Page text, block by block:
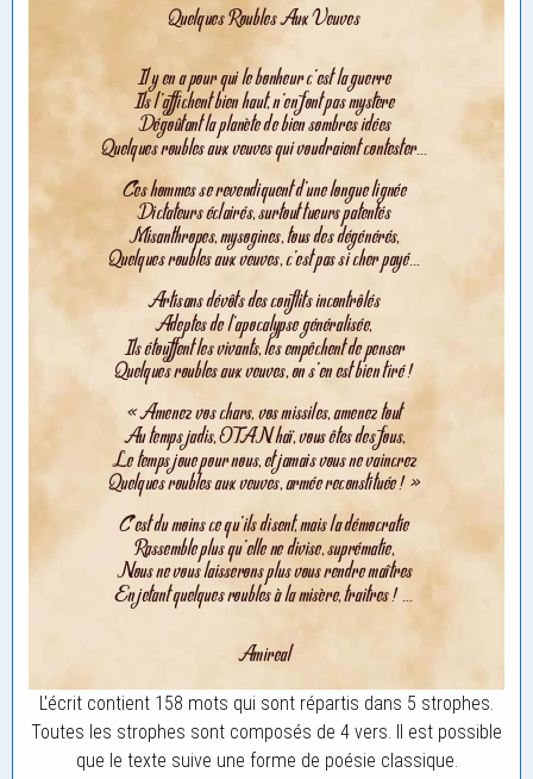
L'écrit contient 158 mots qui sont répartis dans 5 strophes.
Toutes les strophes sont composés de 4 vers. Il est possible
que le texte suive une forme de poésie classique.